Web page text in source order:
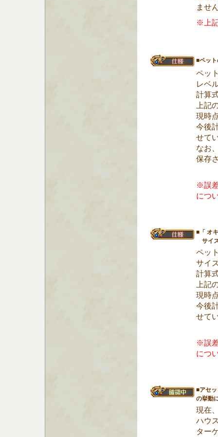
ませ
※上
■ペッ
ペッ
レベ
計算
上記
現時
今後
せて
なお
保存
※誤
につ
■「 オ
サイ
ペッ
サイ
計算
上記
現時
今後
せて
※誤
につ
■アセ
の挙動
現在
ハウ
ター